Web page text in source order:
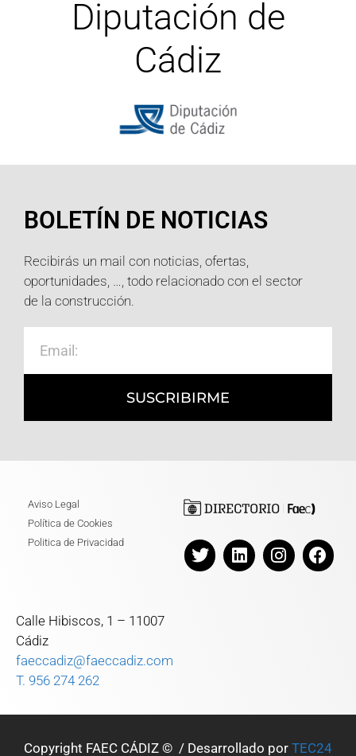
Diputación de
Cádiz
BOLETÍN DE NOTICIAS
Recibirás un mail con noticias, ofertas,
oportunidades, …, todo relacionado con el sector
de la construcción.
SUSCRIBIRME
Aviso Legal
Política de Cookies
Politica de Privacidad
Calle Hibiscos, 1 – 11007
Cádiz
faeccadiz@faeccadiz.com
T. 956 274 262
Copyright FAEC CÁDIZ © / Desarrollado por TEC24